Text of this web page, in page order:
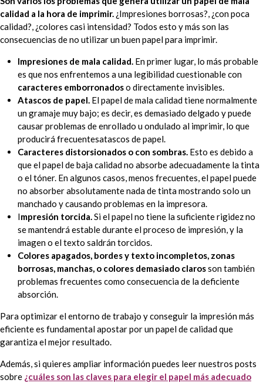
calidad a la hora de imprimir. ¿Impresiones borrosas?, ¿con poca
calidad?, ¿colores casi intensidad? Todos esto y más son las
consecuencias de no utilizar un buen papel para imprimir.
Impresiones de mala calidad. En primer lugar, lo más probable
es que nos enfrentemos a una legibilidad cuestionable con
caracteres emborronadoso directamente invisibles.
Atascos de papel. El papel de mala calidad tiene normalmente
un gramaje muy bajo; es decir, es demasiado delgado y puede
causar problemas de enrollado u ondulado al imprimir, lo que
producirá frecuentesatascos de papel.
Caracteres distorsionados o con sombras. Esto es debido a
que el papel de baja calidad no absorbe adecuadamente la tinta
o el tóner. En algunos casos, menos frecuentes, el papel puede
no absorber absolutamente nada de tinta mostrando solo un
manchado y causando problemas en la impresora.
Impresión torcida.Si el papel no tiene la suficiente rigidez no
se mantendrá estable durante el proceso de impresión, y la
imagen o el texto saldrán torcidos.
Colores apagados, bordes y texto incompletos, zonas
borrosas, manchas, o colores demasiado clarosson también
problemas frecuentes como consecuencia de la deficiente
absorción.
Para optimizar el entorno de trabajo y conseguir la impresión más
eficiente es fundamental apostar por un papel de calidad que
garantiza el mejor resultado.
Además, si quieres ampliar información puedes leer nuestros posts
sobre ¿cuáles son las claves para elegir el papel más adecuado